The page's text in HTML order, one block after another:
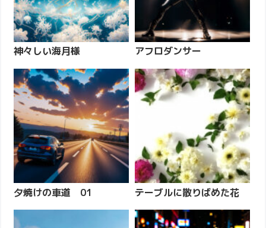
神々しい海月様 アフロダンサー
夕焼けの車道 01 テーブルに散りばめた花